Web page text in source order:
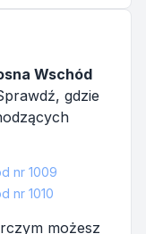
Wschód
gdzie
nr 1009
nr 1010
możesz